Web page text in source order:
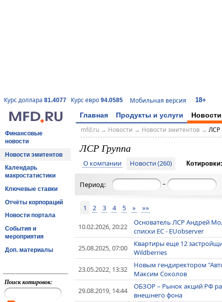
Курс доллара 81.4077 Курс евро 94.0585 Мобильная версия 18+
Главная Продукты и услуги Новости
Финансовые
новости
Новости эмитентов
Календарь
макростатистики
Ключевые ставки
Отчёты корпораций
Новости портала
События и
мероприятия
Доп. материалы
Поиск котировок:
mfd.ru→ Новости → Новости эмитентов→ ЛСР
ЛСР Группа
О компании Новости (260)
Период: –
1 2 3 4 5 » »»
10.02.2026, 20:22
Основатель ЛСР Андрей
списки ЕС - EUobserver
25.08.2025, 07:00
Квартиры еще 12
Wildberries
23.05.2022, 13:32
Новым гендиректором
Максим Соколов
29.08.2019, 14:44
ОБЗОР – Рынок акций РФ
внешнего фона